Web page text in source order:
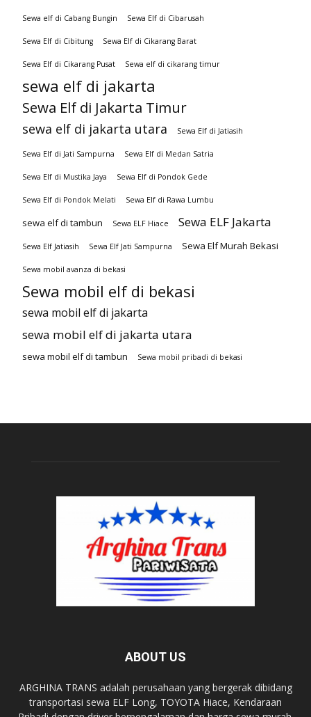
Sewa elf di Cabang Bungin Sewa Elf di Cibarusah
Sewa Elf di Cibitung Sewa Elf di Cikarang Barat
Sewa Elf di Cikarang Pusat Sewa elf di cikarang timur
sewa elf di jakarta
Sewa Elf di Jakarta Timur
sewa elf di jakarta utara Sewa Elf di Jatiasih
Sewa Elf di Jati Sampurna Sewa Elf di Medan Satria
Sewa Elf di Mustika Jaya Sewa Elf di Pondok Gede
Sewa Elf di Pondok Melati Sewa Elf di Rawa Lumbu
sewa elf di tambun Sewa ELF Hiace Sewa ELF Jakarta
Sewa Elf Jatiasih Sewa Elf Jati Sampurna Sewa Elf Murah Bekasi
Sewa mobil avanza di bekasi
Sewa mobil elf di bekasi
sewa mobil elf di jakarta
sewa mobil elf di jakarta utara
sewa mobil elf di tambun Sewa mobil pribadi di bekasi
ABOUT US
ARGHINA TRANS adalah perusahaan yang bergerak dibidang
transportasi sewa ELF Long, TOYOTA Hiace, Kendaraan